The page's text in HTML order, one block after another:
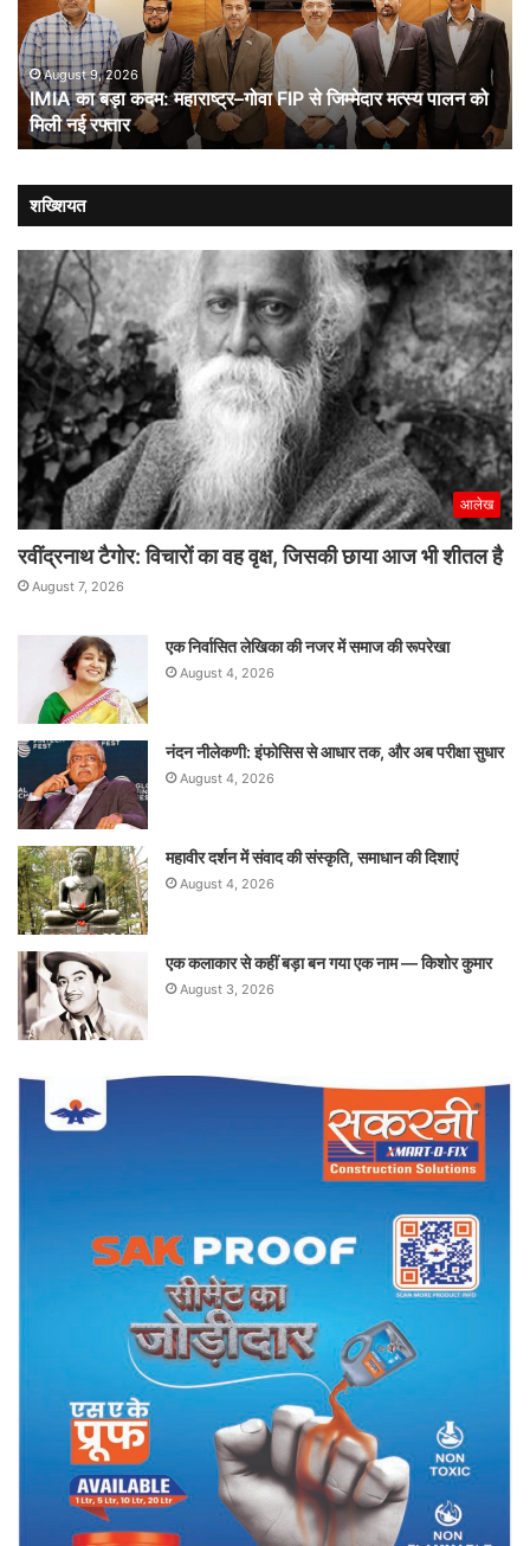
गोवा
FIP
से
जिम्मेदार
मत्स्य
पालन
मिली
नई
रफ्तार
August 9, 2026
IMIA का बड़ा कदम: महाराष्ट्र–गोवा FIP से जिम्मेदार मत्स्य पालन को
मिली नई रफ्तार
शख्शियत
आलेख
रवींद्रनाथ टैगोर: विचारों का वह वृक्ष, जिसकी छाया आज भी शीतल है
August 7, 2026
एक निर्वासित लेखिका की नजर में समाज की रूपरेखा
August 4, 2026
नंदन नीलेकणी: इंफोसिस से आधार तक, और अब परीक्षा सुधार
August 4, 2026
महावीर दर्शन में संवाद की संस्कृति, समाधान की दिशाएं
August 4, 2026
एक कलाकार से कहीं बड़ा बन गया एक नाम — किशोर कुमार
August 3, 2026